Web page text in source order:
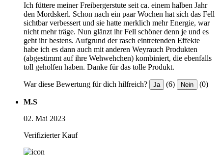
Ich füttere meiner Freibergerstute seit ca. einem halben Jahr
den Mordskerl. Schon nach ein paar Wochen hat sich das Fell
sichtbar verbessert und sie hatte merklich mehr Energie, war
nicht mehr träge. Nun glänzt ihr Fell schöner denn je und es
geht ihr bestens. Aufgrund der rasch eintretenden Effekte
habe ich es dann auch mit anderen Weyrauch Produkten
(abgestimmt auf ihre Wehwehchen) kombiniert, die ebenfalls
toll geholfen haben. Danke für das tolle Produkt.
War diese Bewertung für dich hilfreich? Ja (6) Nein (0)
M.S
02. Mai 2023
Verifizierter Kauf